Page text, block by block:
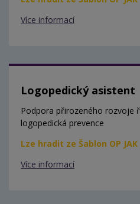
Více informací
Logopedický asistent
Podpora přirozeného rozvoje
logopedická prevence
Lze hradit ze Šablon OP JAK
Více informací